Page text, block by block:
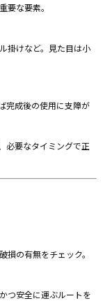
要な要素。
掛けなど。見た目は小
完成後の使用に支障が
必要なタイミングで正
の有無をチェック。
つ安全に運ぶルートを